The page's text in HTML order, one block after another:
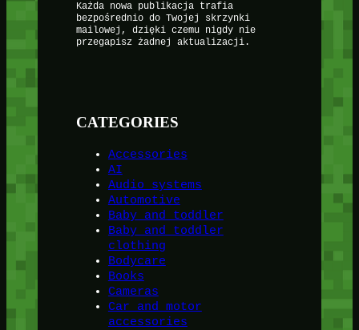
Każda nowa publikacja trafia
bezpośrednio do Twojej skrzynki
mailowej, dzięki czemu nigdy nie
przegapisz żadnej aktualizacji.
CATEGORIES
Accessories
AI
Audio systems
Automotive
Baby and toddler
Baby and toddler
clothing
Bodycare
Books
Cameras
Car and motor
accessories